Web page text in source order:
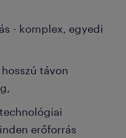
- komplex, egyedi
távon
erőforrás